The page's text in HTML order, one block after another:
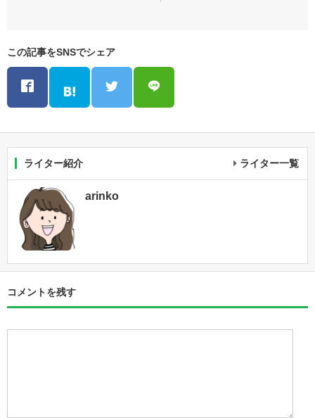
この記事をSNSでシェア
ライター紹介 ライター一覧
arinko
コメントを残す